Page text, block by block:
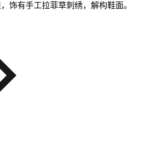
饰有手工拉菲草刺绣，解构鞋面。